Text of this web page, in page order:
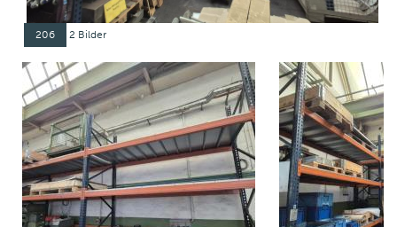
206 2 Bilder